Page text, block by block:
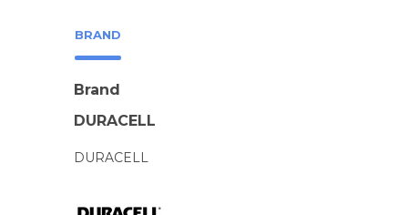
BRAND
Brand
DURACELL
DURACELL